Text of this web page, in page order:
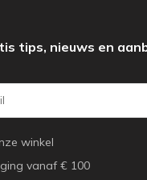
tips, nieuws en
winkel
vanaf € 100